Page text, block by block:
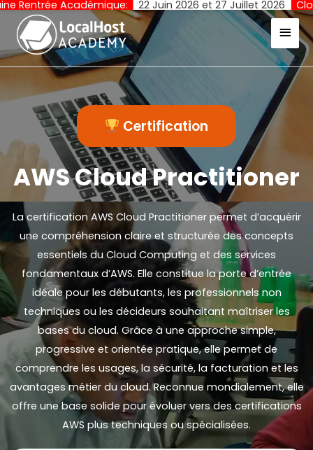
22 Juin 2026 et 27 Juillet 2026 Cloture des
Certification
AWS Cloud Practitioner
La certification AWS Cloud Practitioner permet d’acquérir
une compréhension claire et structurée des concepts
essentiels du Cloud Computing et des services
fondamentaux d’AWS. Elle constitue la porte d’entrée
idéale pour les débutants, les professionnels non
techniques ou les décideurs souhaitant maîtriser les
bases du cloud. Grâce à une approche simple,
progressive et orientée pratique, elle permet de
comprendre les usages, la sécurité, la facturation et les
avantages métier du cloud. Reconnue mondialement, elle
offre une base solide pour évoluer vers des certifications
AWS plus techniques ou spécialisées.